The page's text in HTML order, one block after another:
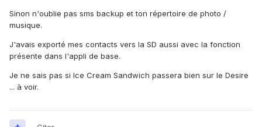
Sinon n'oublie pas sms backup et ton répertoire de photo /
musique.
J'avais exporté mes contacts vers la SD aussi avec la fonction
présente dans l'appli de base.
Je ne sais pas si Ice Cream Sandwich passera bien sur le Desire
... à voir.